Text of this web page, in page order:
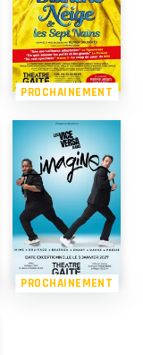
PROCHAINEMENT
PROCHAINEMENT